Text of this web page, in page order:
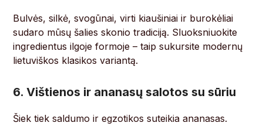
Bulvės, silkė, svogūnai, virti kiaušiniai ir burokėliai
sudaro mūsų šalies skonio tradiciją. Sluoksniuokite
ingredientus ilgoje formoje – taip sukursite modernų
lietuviškos klasikos variantą.
6. Vištienos ir ananasų salotos su sūriu
Šiek tiek saldumo ir egzotikos suteikia ananasas.